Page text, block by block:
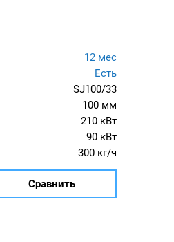
12 мес
Есть
SJ100/33
100 мм
210 кВт
90 кВт
300 кг/ч
Сравнить